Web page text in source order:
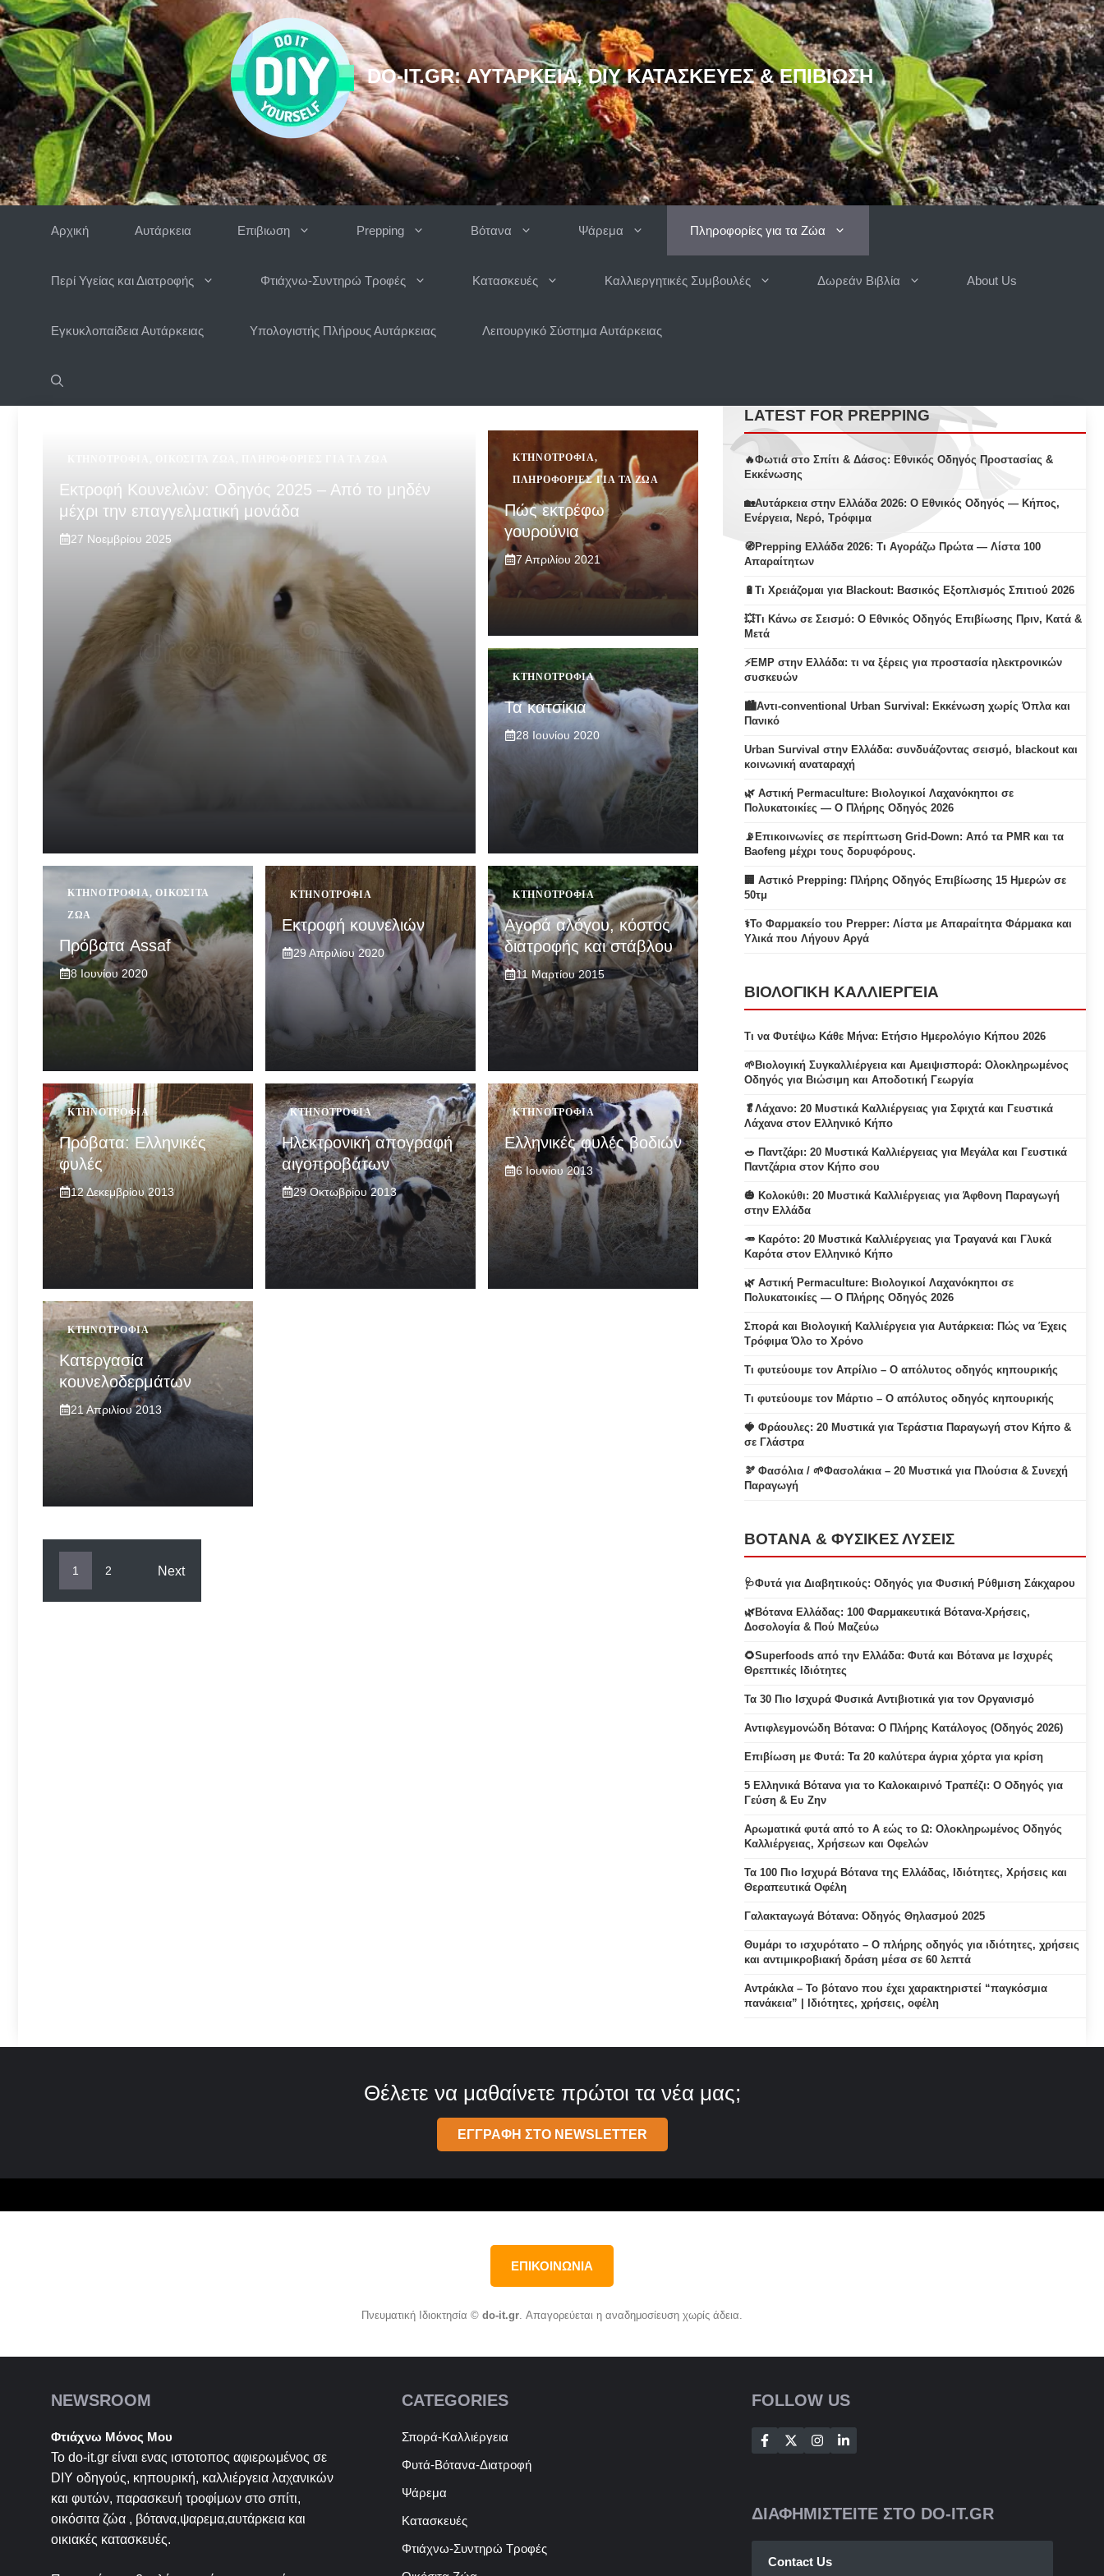
Μετάβαση
σε
περιεχόμενο
DO-IT.GR: ΑΥΤΆΡΚΕΙΑ, DIY ΚΑΤΑΣΚΕΥΈΣ & ΕΠΙΒΊΩΣΗ
Αρχική Αυτάρκεια Επιβιωση Prepping Βότανα Ψάρεμα Πληροφορίες για τα Ζώα
Περί Υγείας και Διατροφής Φτιάχνω-Συντηρώ Τροφές Κατασκευές Καλλιεργητικές Συμβουλές Δωρεάν Βιβλία About Us
Εγκυκλοπαίδεια Αυτάρκειας Υπολογιστής Πλήρους Αυτάρκειας Λειτουργικό Σύστημα Αυτάρκειας
Εκτροφή Κουνελιών: Οδηγός 2025 – Από το μηδέν
μέχρι την επαγγελματική μονάδα
27 Νοεμβρίου 2025
ΚΤΗΝΟΤΡΟΦΊΑ,
ΠΛΗΡΟΦΟΡΊΕΣ ΓΙΑ ΤΑ ΖΏΑ
Πώς εκτρέφω
γουρούνια
7 Απριλίου 2021
ΚΤΗΝΟΤΡΟΦΊΑ
Τα κατσίκια
28 Ιουνίου 2020
ΚΤΗΝΟΤΡΟΦΊΑ,ΟΙΚΌΣΙΤΑ
ΖΏΑ
Πρόβατα Assaf
8 Ιουνίου 2020
ΚΤΗΝΟΤΡΟΦΊΑ
Εκτροφή κουνελιών
29 Απριλίου 2020
ΚΤΗΝΟΤΡΟΦΊΑ
Αγορά αλόγου, κόστος
διατροφής και στάβλου
11 Μαρτίου 2015
ΚΤΗΝΟΤΡΟΦΊΑ
Πρόβατα: Ελληνικές
φυλές
12 Δεκεμβρίου 2013
ΚΤΗΝΟΤΡΟΦΊΑ
Ηλεκτρονική απογραφή
αιγοπροβάτων
29 Οκτωβρίου 2013
ΚΤΗΝΟΤΡΟΦΊΑ
Ελληνικές φυλές βοδιών
6 Ιουνίου 2013
ΚΤΗΝΟΤΡΟΦΊΑ
Κατεργασία
κουνελοδερμάτων
21 Απριλίου 2013
1 2 Next
LATEST FOR PREPPING
🔥Φωτιά στο Σπίτι & Δάσος: Εθνικός Οδηγός Προστασίας &
Εκκένωσης
🏡Αυτάρκεια στην Ελλάδα 2026: Ο Εθνικός Οδηγός — Κήπος,
Ενέργεια, Νερό, Τρόφιμα
🧭Prepping Ελλάδα 2026: Τι Αγοράζω Πρώτα — Λίστα 100
Απαραίτητων
🔋Τι Χρειάζομαι για Blackout: Βασικός Εξοπλισμός Σπιτιού 2026
💥Τι Κάνω σε Σεισμό: Ο Εθνικός Οδηγός Επιβίωσης Πριν, Κατά &
Μετά
⚡EMP στην Ελλάδα: τι να ξέρεις για προστασία ηλεκτρονικών
συσκευών
🏙️Αντι-conventional Urban Survival: Εκκένωση χωρίς Όπλα και
Πανικό
Urban Survival στην Ελλάδα: συνδυάζοντας σεισμό, blackout και
κοινωνική αναταραχή
🌿 Αστική Permaculture: Βιολογικοί Λαχανόκηποι σε
Πολυκατοικίες — Ο Πλήρης Οδηγός 2026
📡Επικοινωνίες σε περίπτωση Grid-Down: Από τα PMR και τα
Baofeng μέχρι τους δορυφόρους.
🏢 Αστικό Prepping: Πλήρης Οδηγός Επιβίωσης 15 Ημερών σε
50τμ
⚕️Το Φαρμακείο του Prepper: Λίστα με Απαραίτητα Φάρμακα και
Υλικά που Λήγουν Αργά
ΒΙΟΛΟΓΙΚΗ ΚΑΛΛΙΕΡΓΕΙΑ
Τι να Φυτέψω Κάθε Μήνα: Ετήσιο Ημερολόγιο Κήπου 2026
🌱Βιολογική Συγκαλλιέργεια και Αμειψισπορά: Ολοκληρωμένος
Οδηγός για Βιώσιμη και Αποδοτική Γεωργία
🥬Λάχανο: 20 Μυστικά Καλλιέργειας για Σφιχτά και Γευστικά
Λάχανα στον Ελληνικό Κήπο
🥗 Παντζάρι: 20 Μυστικά Καλλιέργειας για Μεγάλα και Γευστικά
Παντζάρια στον Κήπο σου
🎃 Κολοκύθι: 20 Μυστικά Καλλιέργειας για Άφθονη Παραγωγή
στην Ελλάδα
🥕 Καρότο: 20 Μυστικά Καλλιέργειας για Τραγανά και Γλυκά
Καρότα στον Ελληνικό Κήπο
🌿 Αστική Permaculture: Βιολογικοί Λαχανόκηποι σε
Πολυκατοικίες — Ο Πλήρης Οδηγός 2026
Σπορά και Βιολογική Καλλιέργεια για Αυτάρκεια: Πώς να Έχεις
Τρόφιμα Όλο το Χρόνο
Τι φυτεύουμε τον Απρίλιο – Ο απόλυτος οδηγός κηπουρικής
Τι φυτεύουμε τον Μάρτιο – Ο απόλυτος οδηγός κηπουρικής
🍓 Φράουλες: 20 Μυστικά για Τεράστια Παραγωγή στον Κήπο &
σε Γλάστρα
🫘 Φασόλια / 🌱Φασολάκια – 20 Μυστικά για Πλούσια & Συνεχή
Παραγωγή
ΒΟΤΑΝΑ & ΦΥΣΙΚΕΣ ΛΥΣΕΙΣ
🩺Φυτά για Διαβητικούς: Οδηγός για Φυσική Ρύθμιση Σάκχαρου
🌿Βότανα Ελλάδας: 100 Φαρμακευτικά Βότανα-Χρήσεις,
Δοσολογία & Πού Μαζεύω
🌻Superfoods από την Ελλάδα: Φυτά και Βότανα με Ισχυρές
Θρεπτικές Ιδιότητες
Τα 30 Πιο Ισχυρά Φυσικά Αντιβιοτικά για τον Οργανισμό
Αντιφλεγμονώδη Βότανα: Ο Πλήρης Κατάλογος (Οδηγός 2026)
Επιβίωση με Φυτά: Τα 20 καλύτερα άγρια χόρτα για κρίση
5 Ελληνικά Βότανα για το Καλοκαιρινό Τραπέζι: Ο Οδηγός για
Γεύση & Ευ Ζην
Αρωματικά φυτά από το Α εώς το Ω: Ολοκληρωμένος Οδηγός
Καλλιέργειας, Χρήσεων και Οφελών
Τα 100 Πιο Ισχυρά Βότανα της Ελλάδας, Ιδιότητες, Χρήσεις και
Θεραπευτικά Οφέλη
Γαλακταγωγά Βότανα: Οδηγός Θηλασμού 2025
Θυμάρι το ισχυρότατο – Ο πλήρης οδηγός για ιδιότητες, χρήσεις
και αντιμικροβιακή δράση μέσα σε 60 λεπτά
Αντράκλα – Το βότανο που έχει χαρακτηριστεί “παγκόσμια
πανάκεια” | Ιδιότητες, χρήσεις, οφέλη
Θέλετε να μαθαίνετε πρώτοι τα νέα μας;
ΕΓΓΡΑΦΗ ΣΤΟ NEWSLETTER
ΕΠΙΚΟΙΝΩΝΙΑ
Πνευματική Ιδιοκτησία © do-it.gr. Απαγορεύεται η αναδημοσίευση χωρίς άδεια.
NEWSROOM
Φτιάχνω Μόνος Μου
Το do-it.gr είναι ενας ιστοτοπος αφιερωμένος σε
DIY οδηγούς, κηπουρική, καλλιέργεια λαχανικών
και φυτών, παρασκευή τροφίμων στο σπίτι,
οικόσιτα ζώα , βότανα,ψαρεμα,αυτάρκεια και
οικιακές κατασκευές.
CATEGORIES
Σπορά-Καλλιέργεια
Φυτά-Βότανα-Διατροφή
Ψάρεμα
Κατασκευές
Φτιάχνω-Συντηρώ Τροφές
FOLLOW US
ΔΙΑΦΗΜΙΣΤΕΙΤΕ ΣΤΟ DO-IT.GR
Contact Us